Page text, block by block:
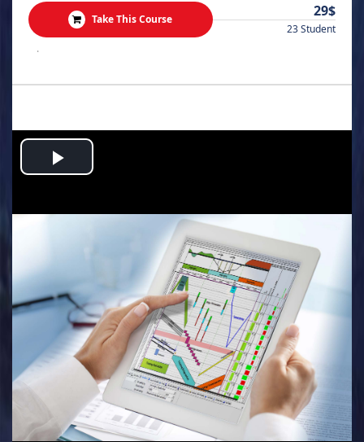
Take This Course 29$
23 Student
.
Play
Video